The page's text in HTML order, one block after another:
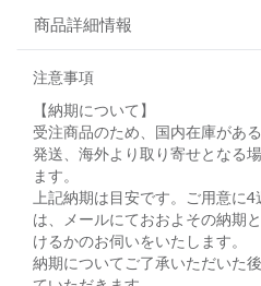
商品詳細情報
注意事項
【納期について】
受注商品のため、国内在庫があ
発送、海外より取り寄せとなる
ます。
上記納期は目安です。ご用意に
は、メールにておおよその納期
けるかのお伺いをいたします。
納期についてご了承いただいた